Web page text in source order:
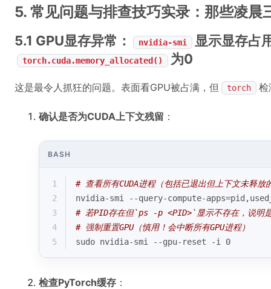
5. 常见问题与排查技巧实录：那些凌晨
5.1 GPU显存异常： nvidia-smi 显示显存占
torch.cuda.memory_allocated() 为0
这是最令人抓狂的问题。表面看GPU被占满，但 torch 检
确认是否为CUDA上下文残留 ：
BASH
1
# 查看所有CUDA进程（包括已退出但上下文未释放
2
nvidia-smi --query-compute-
3
# 若PID存在但`ps -p <PID>`显示不存在，说明
4
# 强制重置GPU（慎用！会中断所有GPU进程）
5
sudo nvidia-smi --gpu-reset -i 0
检查PyTorch缓存 ：